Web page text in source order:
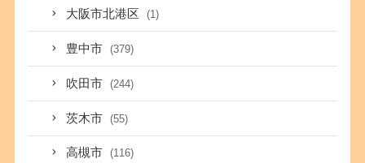
大阪市北港区 (1)
豊中市 (379)
吹田市 (244)
茨木市 (55)
高槻市 (116)